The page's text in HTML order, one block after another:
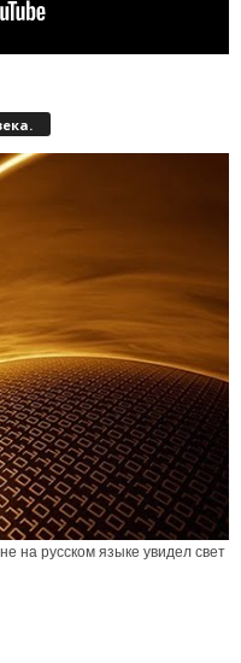
на русском языке увидел свет